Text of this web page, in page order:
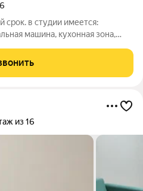
срок. в студии имеется:
машина, кухонная зона,
с детьми и животными.
из 16